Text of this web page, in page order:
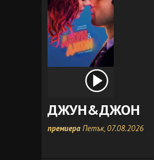
ДЖУН&ДЖОН
премиераПетък, 07.08.2026